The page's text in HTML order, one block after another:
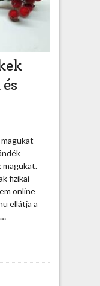
magukat.
fizikai
online
ellátja a